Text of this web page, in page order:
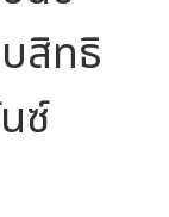
สิทธิ
ซ์